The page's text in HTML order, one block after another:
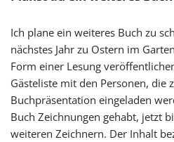
Ich plane ein weiteres Buch zu
nächstes Jahr zu Ostern im
Form einer Lesung
Gästeliste mit den Personen, die
Buchpräsentation eingeladen
Buch Zeichnungen gehabt, jetzt
weiteren Zeichnern. Der Inhalt